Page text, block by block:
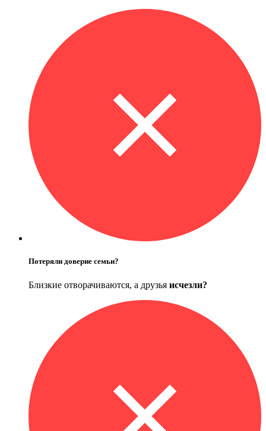
Потеряли доверие семьи?
Близкие отворачиваются, а друзья исчезли?